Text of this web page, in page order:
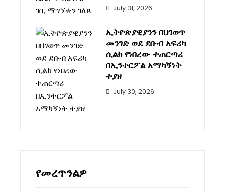
July 31, 2026
ኢትዮጵያዊያንን በህገወጥ
መንገድ ወደ ደቡብ አፍሪካ
ሲልክ የነበረው ተጠርጣሪ
በኢንተርፖል አማካኝነት
ተያዘ
July 30, 2026
የመረጥንልዎ